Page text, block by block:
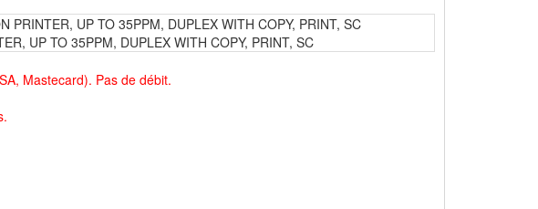
PRINTER, UP TO 35PPM, DUPLEX WITH COPY, PRINT, SC
UP TO 35PPM, DUPLEX WITH COPY, PRINT, SC
Mastecard). Pas de débit.